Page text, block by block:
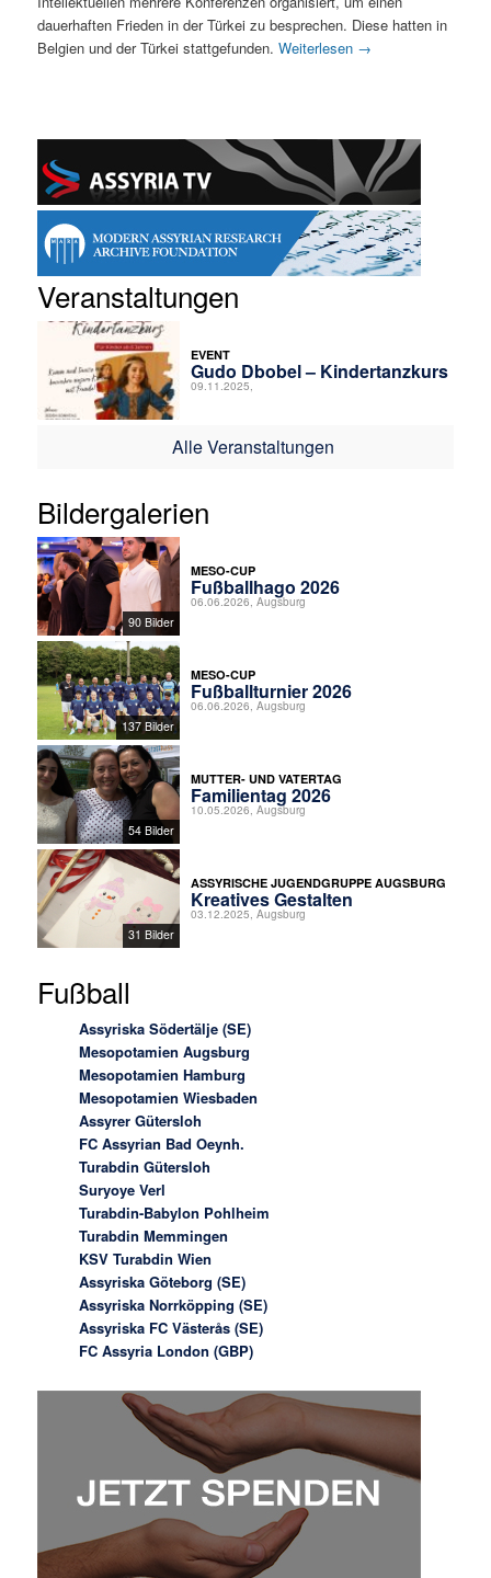
dauerhaften Frieden in der Türkei zu besprechen. Diese hatten in
Belgien und der Türkei stattgefunden.Weiterlesen →
Veranstaltungen
EVENT
Gudo Dbobel – Kindertanzkurs
09.11.2025,
Alle Veranstaltungen
Bildergalerien
90 Bilder
MESO-CUP
Fußballhago 2026
06.06.2026, Augsburg
137 Bilder
MESO-CUP
Fußballturnier 2026
06.06.2026, Augsburg
54 Bilder
MUTTER- UND VATERTAG
Familientag 2026
10.05.2026, Augsburg
31 Bilder
ASSYRISCHE JUGENDGRUPPE AUGSBURG
Kreatives Gestalten
03.12.2025, Augsburg
Fußball
Assyriska Södertälje (SE)
Mesopotamien Augsburg
Mesopotamien Hamburg
Mesopotamien Wiesbaden
Assyrer Gütersloh
FC Assyrian Bad Oeynh.
Turabdin Gütersloh
Suryoye Verl
Turabdin-Babylon Pohlheim
Turabdin Memmingen
KSV Turabdin Wien
Assyriska Göteborg (SE)
Assyriska Norrköpping (SE)
Assyriska FC Västerås (SE)
FC Assyria London (GBP)